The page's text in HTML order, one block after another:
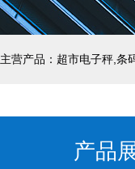
主营产品：超市电子秤,条
产品